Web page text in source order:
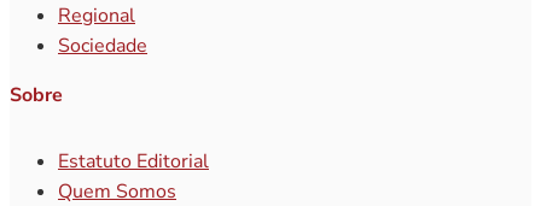
Regional
Sociedade
Sobre
Estatuto Editorial
Quem Somos